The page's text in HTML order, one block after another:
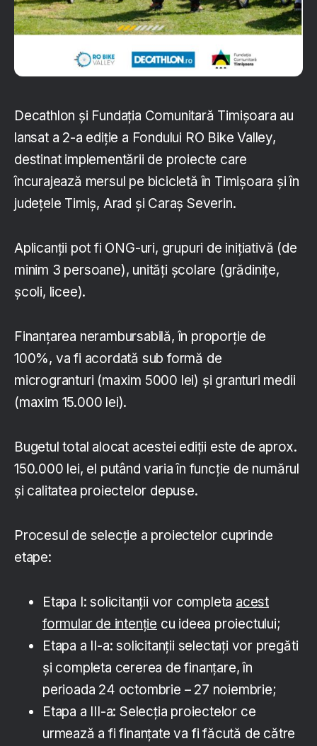
Decathlon și Fundația Comunitară Timișoara au
lansat a 2-a ediție a Fondului RO Bike Valley,
destinat implementării de proiecte care
încurajează mersul pe bicicletă în Timișoara și în
județele Timiș, Arad și Caraș Severin.
Aplicanții pot fi ONG-uri, grupuri de inițiativă (de
minim 3 persoane), unități școlare (grădinițe,
școli, licee).
Finanțarea nerambursabilă, în proporție de
100%, va fi acordată sub formă de
microgranturi (maxim 5000 lei) și granturi medii
(maxim 15.000 lei).
Bugetul total alocat acestei ediții este de aprox.
150.000 lei, el putând varia în funcție de numărul
și calitatea proiectelor depuse.
Procesul de selecție a proiectelor cuprinde
etape:
Etapa I: solicitanții vor completa acest
formular de intenție cu ideea proiectului;
Etapa a II-a: solicitanții selectați vor pregăti
și completa cererea de finanțare, în
perioada 24 octombrie – 27 noiembrie;
Etapa a III-a: Selecția proiectelor ce
urmează a fi finanțate va fi făcută de către